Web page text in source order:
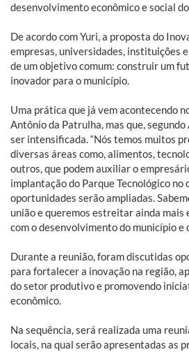
desenvolvimento econômico e social
De acordo com Yuri, a proposta do
empresas, universidades, instituições
de um objetivo comum: construir um
inovador para o município.
Uma prática que já vem acontecendo
Antônio da Patrulha, mas que,
ser intensificada. “Nós temos muitos
diversas áreas como, alimentos,
outros, que podem auxiliar o
implantação do Parque Tecnológico no
oportunidades serão ampliadas.
união e queremos estreitar ainda mais
com o desenvolvimento do município e
Durante a reunião, foram discutidas
para fortalecer a inovação na região,
do setor produtivo e promovendo
econômico.
Na sequência, será realizada uma
locais, na qual serão apresentadas as